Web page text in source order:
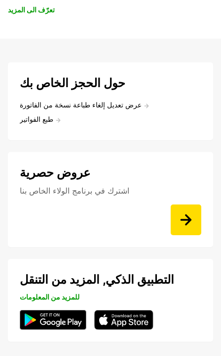
تعرّف الى المزيد
حول الحجز الخاص بك
عرض تعديل إلغاء طباعة نسخة من الفاتورة
طبع الفواتير
عروض حصرية
اشترك في برنامج الولاء الخاص بنا
التطبيق الذكي, المزيد من التنقل
للمزيد من المعلومات